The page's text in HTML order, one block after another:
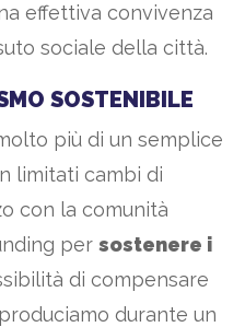
effettiva convivenza
sociale della città.
SOSTENIBILE
più di un semplice
limitati cambi di
con la comunità
per sostenere i
di compensare
durante un